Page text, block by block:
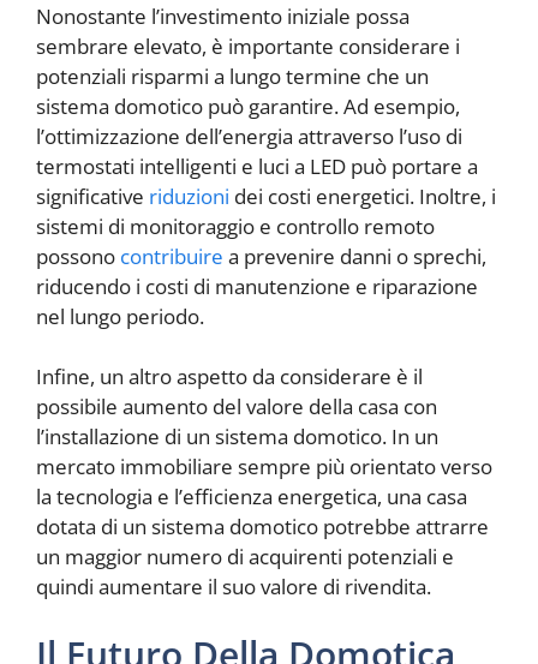
Nonostante l’investimento iniziale possa
sembrare elevato, è importante considerare i
potenziali risparmi a lungo termine che un
sistema domotico può garantire. Ad esempio,
l’ottimizzazione dell’energia attraverso l’uso di
termostati intelligenti e luci a LED può portare a
significative riduzioni dei costi energetici. Inoltre, i
sistemi di monitoraggio e controllo remoto
possono contribuire a prevenire danni o sprechi,
riducendo i costi di manutenzione e riparazione
nel lungo periodo.
Infine, un altro aspetto da considerare è il
possibile aumento del valore della casa con
l’installazione di un sistema domotico. In un
mercato immobiliare sempre più orientato verso
la tecnologia e l’efficienza energetica, una casa
dotata di un sistema domotico potrebbe attrarre
un maggior numero di acquirenti potenziali e
quindi aumentare il suo valore di rivendita.
Il Futuro Della Domotica